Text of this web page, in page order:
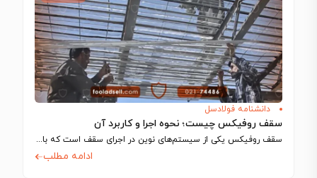
دانشنامه فولادسل
سقف روفیکس چیست؛ نحوه اجرا و کاربرد آن
سقف روفیکس یکی از سیستم‌های نوین در اجرای سقف است که با استفاده از…
ادامه مطلب